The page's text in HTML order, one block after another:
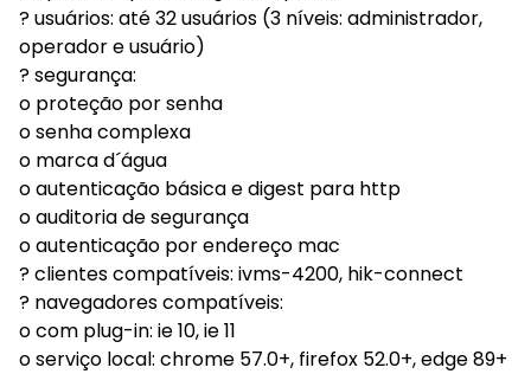
? usuários: até 32 usuários (3 níveis: administrador,
operador e usuário)
? segurança:
o proteção por senha
o senha complexa
o marca d´água
o autenticação básica e digest para http
o auditoria de segurança
o autenticação por endereço mac
? clientes compatíveis: ivms-4200, hik-connect
? navegadores compatíveis:
o com plug-in: ie 10, ie 11
o serviço local: chrome 57.0+, firefox 52.0+, edge 89+